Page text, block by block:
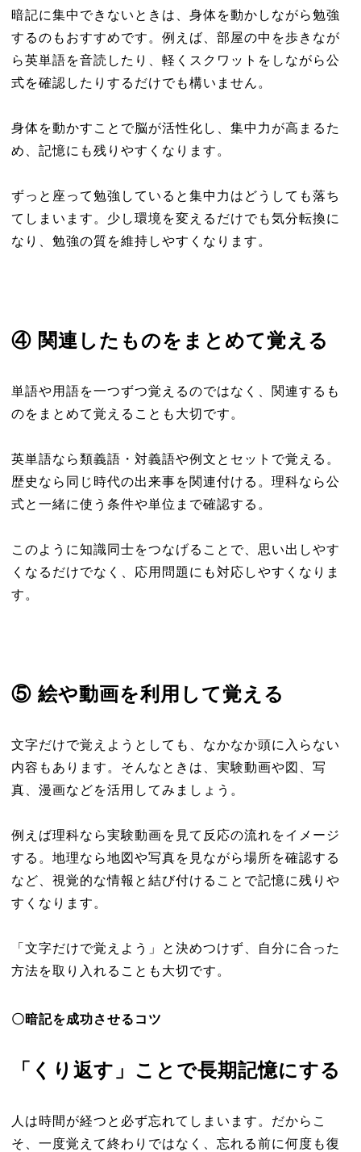
暗記に集中できないときは、身体を動かしながら勉強
するのもおすすめです。例えば、部屋の中を歩きなが
ら英単語を音読したり、軽くスクワットをしながら公
式を確認したりするだけでも構いません。
身体を動かすことで脳が活性化し、集中力が高まるた
め、記憶にも残りやすくなります。
ずっと座って勉強していると集中力はどうしても落ち
てしまいます。少し環境を変えるだけでも気分転換に
なり、勉強の質を維持しやすくなります。
④ 関連したものをまとめて覚える
単語や用語を一つずつ覚えるのではなく、関連するも
のをまとめて覚えることも大切です。
英単語なら類義語・対義語や例文とセットで覚える。
歴史なら同じ時代の出来事を関連付ける。理科なら公
式と一緒に使う条件や単位まで確認する。
このように知識同士をつなげることで、思い出しやす
くなるだけでなく、応用問題にも対応しやすくなりま
す。
⑤ 絵や動画を利用して覚える
文字だけで覚えようとしても、なかなか頭に入らない
内容もあります。そんなときは、実験動画や図、写
真、漫画などを活用してみましょう。
例えば理科なら実験動画を見て反応の流れをイメージ
する。地理なら地図や写真を見ながら場所を確認する
など、視覚的な情報と結び付けることで記憶に残りや
すくなります。
「文字だけで覚えよう」と決めつけず、自分に合った
方法を取り入れることも大切です。
〇暗記を成功させるコツ
「くり返す」ことで長期記憶にする
人は時間が経つと必ず忘れてしまいます。だからこ
そ、一度覚えて終わりではなく、忘れる前に何度も復